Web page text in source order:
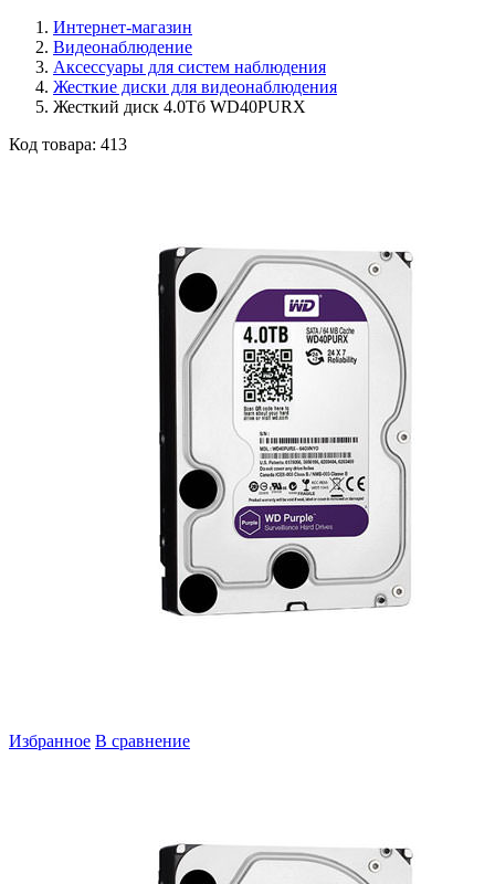
Интернет-магазин
Видеонаблюдение
Аксессуары для систем наблюдения
Жесткие диски для видеонаблюдения
Жесткий диск 4.0Тб WD40PURX
Код товара: 413
Избранное В сравнение